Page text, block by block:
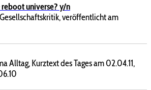
universe? y/n
veröffentlicht am
Alltag, Kurztext des Tages am 02.04.11,